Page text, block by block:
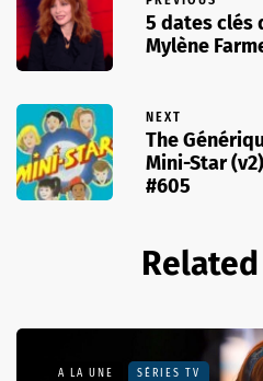
5 dates clés
Mylène
NEXT
The
Mini-Star
#605
A LA UNE SÉRIES TV